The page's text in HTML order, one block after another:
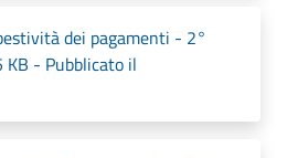
dei pagamenti - 2°
- Pubblicato il